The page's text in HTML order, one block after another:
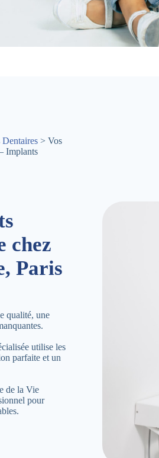
Dentaires > Vos
Implants
chez
Paris
qualité, une
utilise les
parfaite et un
de la Vie
pour